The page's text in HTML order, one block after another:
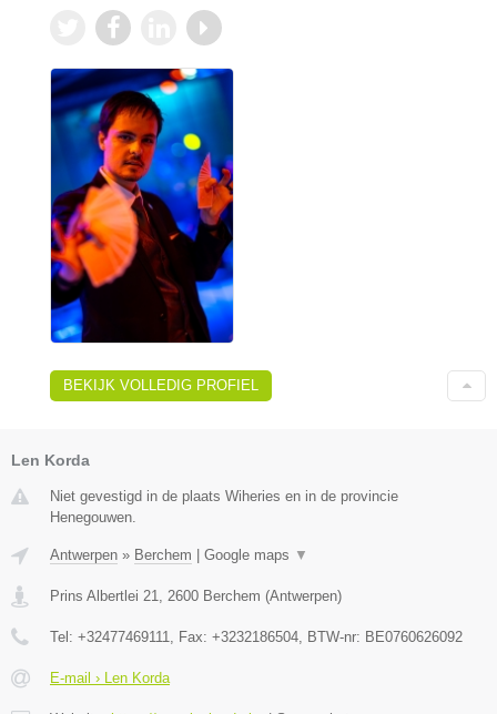
BEKIJK VOLLEDIG PROFIEL
Len Korda
Niet gevestigd in de plaats Wiheries en in de provincie
Henegouwen.
Antwerpen » Berchem Google maps ▼
Prins Albertlei 21 2600 Berchem (Antwerpen)
Tel: +32477469111 , Fax: +3232186504 , BTW-nr: BE0760626092
E-mail › Len Korda